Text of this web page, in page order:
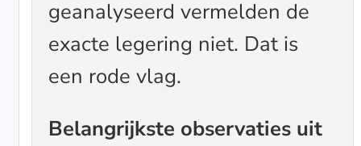
geanalyseerd vermelden de
exacte legering niet. Dat is
een rode vlag.
Belangrijkste observaties uit